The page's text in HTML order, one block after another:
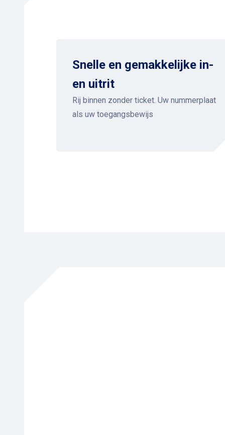
Snelle en gemakkelijke in-
en uitrit
Rij binnen zonder ticket. Uw nummerplaat
als uw toegangsbewijs